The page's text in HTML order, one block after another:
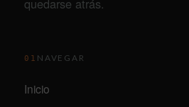
quedarse atrás.
01 NAVEGAR
Inicio